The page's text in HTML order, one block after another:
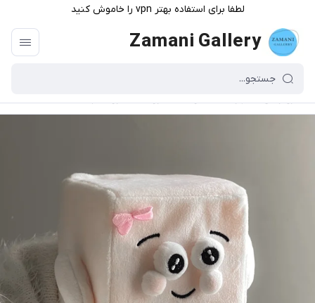
لطفا برای استفاده بهتر vpn را خاموش کنید
Zamani Gallery